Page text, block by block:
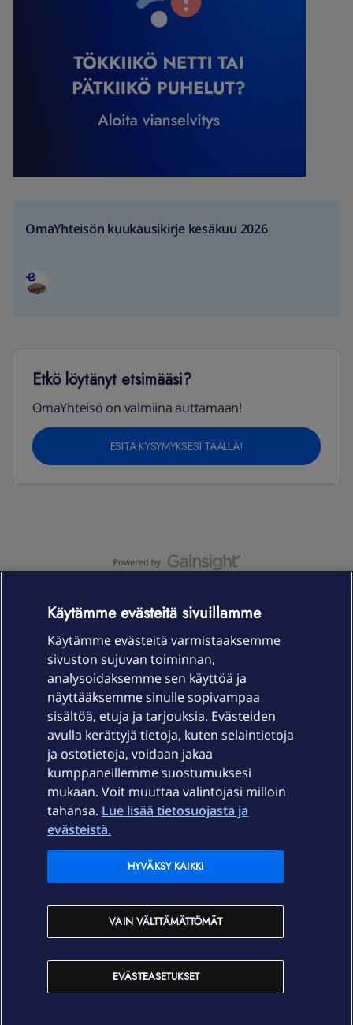
OmaYhteisön kuukausikirje kesäkuu 2026
Etkö löytänyt etsimääsi?
OmaYhteisö on valmiina auttamaan!
ESITÄ KYSYMYKSESI TÄÄLLÄ!
Laitteet & liittymät
Palvelut
Ajankohtaista
Elisa Oyj
In English
Käytämme evästeitä sivuillamme
Käytämme evästeitä varmistaaksemme
sivuston sujuvan toiminnan,
analysoidaksemme sen käyttöä ja
näyttääksemme sinulle sopivampaa
sisältöä, etuja ja tarjouksia. Evästeiden
avulla kerättyjä tietoja, kuten selaintietoja
ja ostotietoja, voidaan jakaa
kumppaneillemme suostumuksesi
mukaan. Voit muuttaa valintojasi milloin
tahansa. Lue lisää tietosuojasta ja
evästeistä.
EVÄSTEASETUKSET
VAIN VÄLTTÄMÄTTÖMÄT
HYVÄKSY KAIKKI